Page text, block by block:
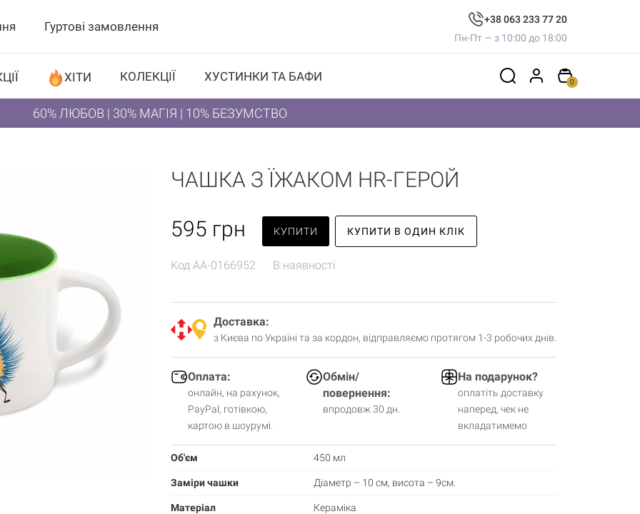
Гуртові замовлення
+38 063 233 77 20
Пн-Пт — з 10:00 до 18:00
ХІТИ КОЛЕКЦІЇ ХУСТИНКИ ТА БАФИ 0
60% ЛЮБОВ | 30% МАГІЯ | 10% БЕЗУМСТВО
ЧАШКА З ЇЖАКОМ HR-ГЕРОЙ
595 грн КУПИТИ КУПИТИ В ОДИН КЛІК
Код AA-0166952 В наявності
Доставка:
з Києва по Україні та за кордон, відправляємо протягом 1-3 робочих днів.
Оплата:
онлайн, на рахунок,
PayPal, готівкою,
картою в шоурумі.
Обмін/
повернення:
впродовж 30 дн.
На подарунок?
оплатіть доставку
наперед, чек не
вкладатимемо
Об'єм 450 мл
Заміри чашки Діаметр – 10 см, висота – 9см.
Матеріал Кераміка